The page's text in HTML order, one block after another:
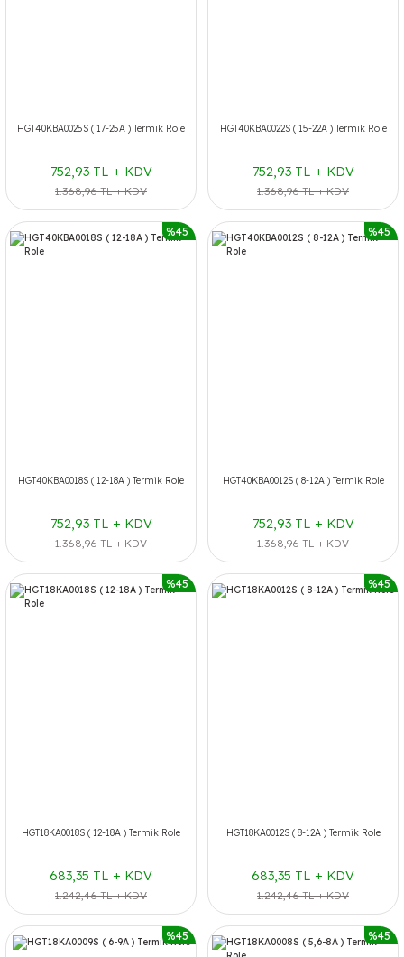
HGT40KBA0025S ( 17-25A ) Termik Role
752,93 TL + KDV
1.368,96 TL + KDV
HGT40KBA0022S ( 15-22A ) Termik Role
752,93 TL + KDV
1.368,96 TL + KDV
%45
HGT40KBA0018S ( 12-18A ) Termik Role
752,93 TL + KDV
1.368,96 TL + KDV
%45
HGT40KBA0012S ( 8-12A ) Termik Role
752,93 TL + KDV
1.368,96 TL + KDV
%45
HGT18KA0018S ( 12-18A ) Termik Role
683,35 TL + KDV
1.242,46 TL + KDV
%45
HGT18KA0012S ( 8-12A ) Termik Role
683,35 TL + KDV
1.242,46 TL + KDV
%45 %45